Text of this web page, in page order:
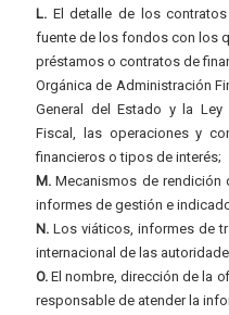
L. El detalle de los
fuente de los fondos con los
préstamos o contratos de
Orgánica de Administración
General del Estado y la Ley
Fiscal, las operaciones y
financieros o tipos de interés;
M. Mecanismos de rendición
informes de gestión e
N. Los viáticos, informes de
internacional de las
O. El nombre, dirección de la
responsable de atender la